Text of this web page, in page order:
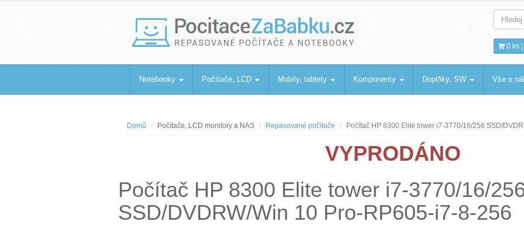
PocitaceZaBabku.cz
Repasované počítače a notebooky 0 ks |
Notebooky Počítače, LCD Mobily, tablety Komponenty Doplňky, SW Vše o
Domů Počítače, LCD monitory a NAS Repasované počítače Počítač HP 8300 Elite tower i7-3770/16/256 SSD/
VYPRODÁNO
Počítač HP 8300 Elite tower i7-3770/16/
SSD/DVDRW/Win 10 Pro-RP605-i7-8-256